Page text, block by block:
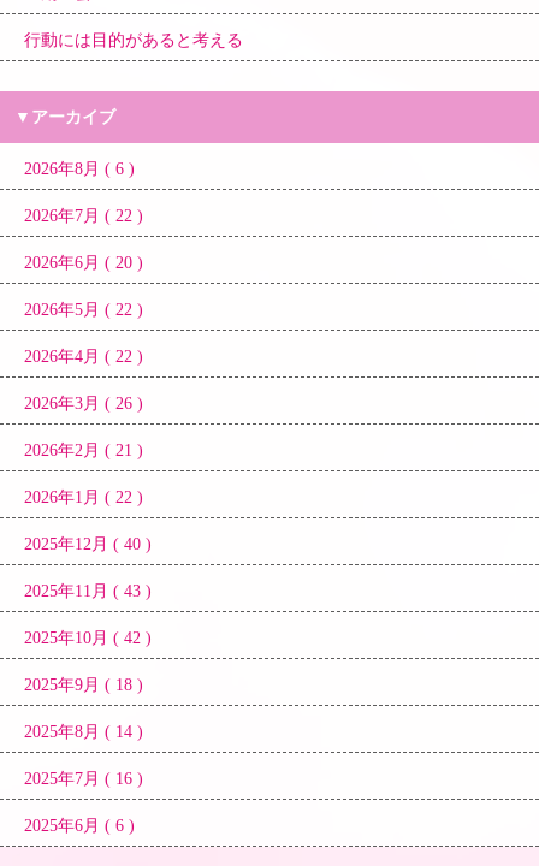
行動には目的があると考える
▼アーカイブ
2026年8月 ( 6 )
2026年7月 ( 22 )
2026年6月 ( 20 )
2026年5月 ( 22 )
2026年4月 ( 22 )
2026年3月 ( 26 )
2026年2月 ( 21 )
2026年1月 ( 22 )
2025年12月 ( 40 )
2025年11月 ( 43 )
2025年10月 ( 42 )
2025年9月 ( 18 )
2025年8月 ( 14 )
2025年7月 ( 16 )
2025年6月 ( 6 )